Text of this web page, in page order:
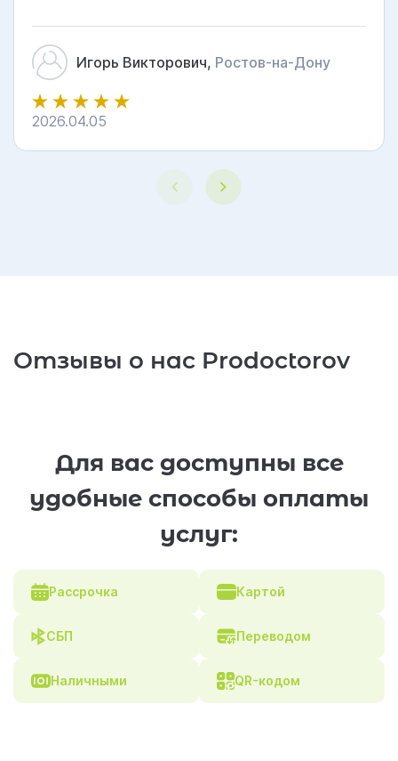
на табак».
Игорь Викторович, Ростов-на-Дону
2026.04.05
Отзывы о нас Prodoctorov
Для вас доступны все
удобные способы оплаты
услуг:
Рассрочка Картой
СБП Переводом
Наличными QR-кодом